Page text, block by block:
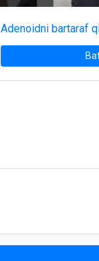
Adenoidni bartaraf